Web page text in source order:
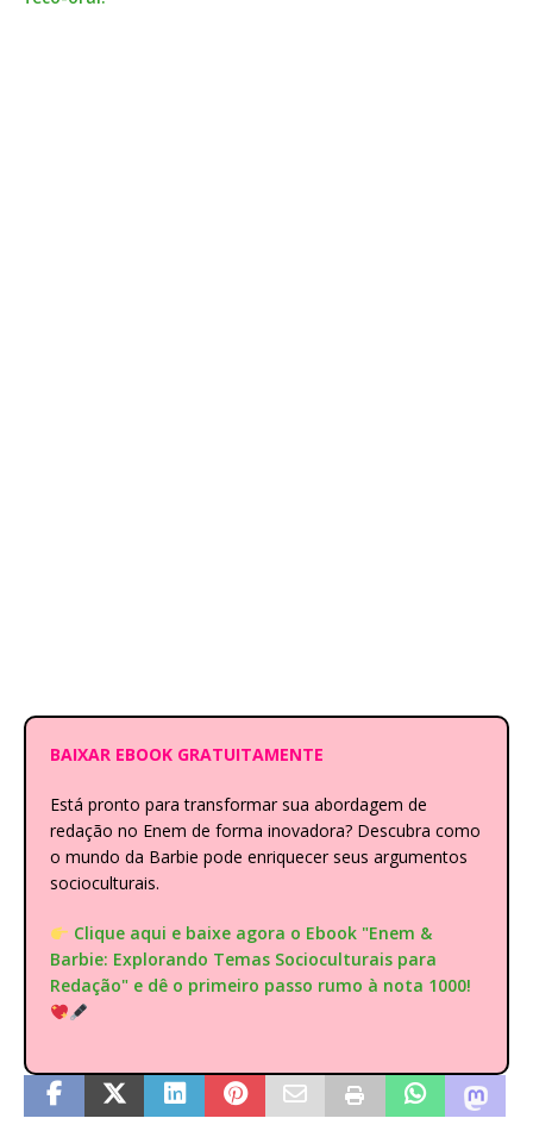
BAIXAR EBOOK GRATUITAMENTE
Está pronto para transformar sua abordagem de
redação no Enem de forma inovadora? Descubra como
o mundo da Barbie pode enriquecer seus argumentos
socioculturais.
Clique aqui e baixe agora o Ebook "Enem &
Barbie: Explorando Temas Socioculturais para
Redação" e dê o primeiro passo rumo à nota 1000!